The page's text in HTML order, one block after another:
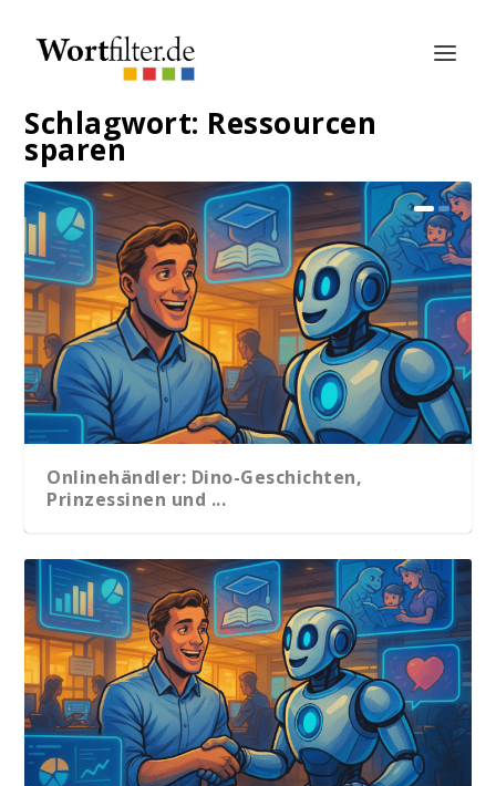
Schlagwort: Ressourcen
sparen
Onlinehändler: Dino-Geschichten,
Prinzessinen und ...